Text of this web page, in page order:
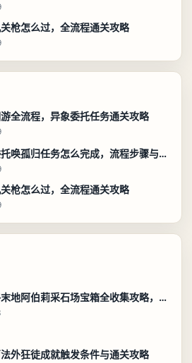
枪怎么过，全流程通关攻略
全流程，异象委托任务通关攻略
异环异象委托唤孤归任务怎么完成，流程步骤与位置攻略
枪怎么过，全流程通关攻略
明日方舟终末地阿伯莉采石场宝箱全收集攻略，全点位分布图与路线
外狂徒成就触发条件与通关攻略